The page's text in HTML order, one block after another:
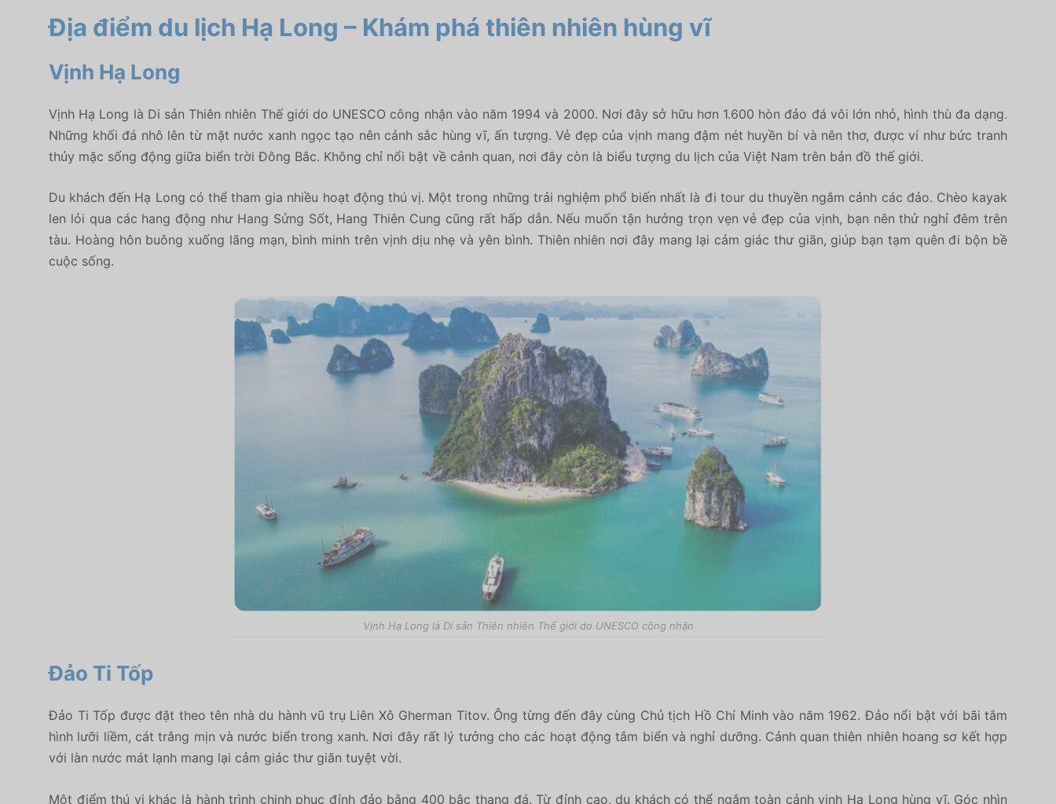
Địa điểm du lịch Hạ Long – Khám phá thiên nhiên hùng vĩ
Vịnh Hạ Long
Vịnh Hạ Long là Di sản Thiên nhiên Thế giới do UNESCO công nhận vào năm 1994 và 2000. Nơi đây sở hữu hơn 1.600 hòn đảo đá vôi lớn nhỏ, hình thù đa dạng.
Những khối đá nhô lên từ mặt nước xanh ngọc tạo nên cảnh sắc hùng vĩ, ấn tượng. Vẻ đẹp của vịnh mang đậm nét huyền bí và nên thơ, được ví như bức tranh
thủy mặc sống động giữa biển trời Đông Bắc. Không chỉ nổi bật về cảnh quan, nơi đây còn là biểu tượng du lịch của Việt Nam trên bản đồ thế giới.
Du khách đến Hạ Long có thể tham gia nhiều hoạt động thú vị. Một trong những trải nghiệm phổ biến nhất là đi tour du thuyền ngắm cảnh các đảo. Chèo kayak
len lỏi qua các hang động như Hang Sửng Sốt, Hang Thiên Cung cũng rất hấp dẫn. Nếu muốn tận hưởng trọn vẹn vẻ đẹp của vịnh, bạn nên thử nghỉ đêm trên
tàu. Hoàng hôn buông xuống lãng mạn, bình minh trên vịnh dịu nhẹ và yên bình. Thiên nhiên nơi đây mang lại cảm giác thư giãn, giúp bạn tạm quên đi bộn bề
cuộc sống.
Vịnh Hạ Long là Di sản Thiên nhiên Thế giới do UNESCO công nhận
Đảo Ti Tốp
Đảo Ti Tốp được đặt theo tên nhà du hành vũ trụ Liên Xô Gherman Titov. Ông từng đến đây cùng Chủ tịch Hồ Chí Minh vào năm 1962. Đảo nổi bật với bãi tắm
hình lưỡi liềm, cát trắng mịn và nước biển trong xanh. Nơi đây rất lý tưởng cho các hoạt động tắm biển và nghỉ dưỡng. Cảnh quan thiên nhiên hoang sơ kết hợp
với làn nước mát lạnh mang lại cảm giác thư giãn tuyệt vời.
Một điểm thú vị khác là hành trình chinh phục đỉnh đảo bằng 400 bậc thang đá. Từ đỉnh cao, du khách có thể ngắm toàn cảnh vịnh Hạ Long hùng vĩ. Góc nhìn